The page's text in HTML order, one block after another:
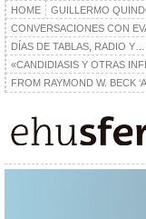
HOME GUILLERMO
CONVERSACIONES CON
DÍAS DE TABLAS, RADIO
«CANDIDIASIS Y OTRAS
FROM RAYMOND W. BECK